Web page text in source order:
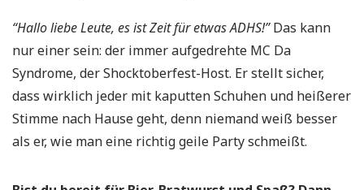
“Hallo liebe Leute, es ist Zeit für etwas ADHS!”Das kann
nur einer sein: der immer aufgedrehte MC Da
Syndrome, der Shocktoberfest-Host. Er stellt sicher,
dass wirklich jeder mit kaputten Schuhen und heißerer
Stimme nach Hause geht, denn niemand weiß besser
als er, wie man eine richtig geile Party schmeißt.